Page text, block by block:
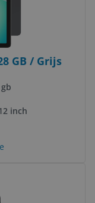
GB / Grijs
inch